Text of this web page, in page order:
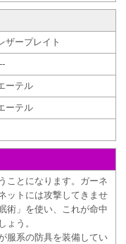
ザープレイト
ーテル
ーテル
ことになります。ガーネ
ットには攻撃してきませ
術」を使い、これが命中
ょう。
服系の防具を装備してい